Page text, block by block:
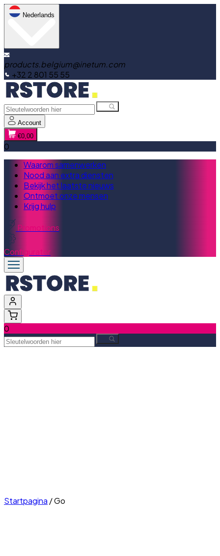
Nederlands
products.belgium@inetum.com
+32 2 801 55 55
Account
€0,00
0
Waarom samenwerken
Nood aan extra diensten
Bekijk het laatste nieuws
Ontmoet onze mensen
Krijg hulp
Promotions
Configurator
0
Startpagina /Go